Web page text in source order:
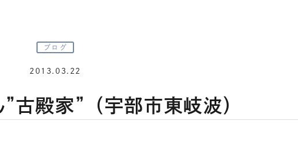
ブログ
2013.03.22
古殿家”（宇部市東岐波）